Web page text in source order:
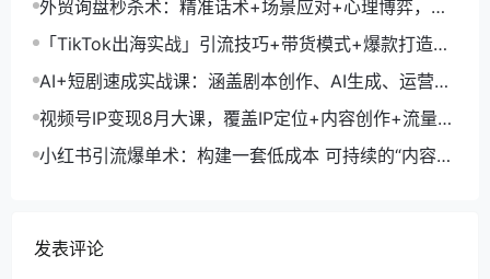
外贸询盘秒杀术：精准话术+场景应对+心理博弈，单
月询盘转化率提升200%
「TikTok出海实战」引流技巧+带货模式+爆款打造，
单月变现10万+秘籍
AI+短剧速成实战课：涵盖剧本创作、AI生成、运营变
现，单部剧收益破万
视频号IP变现8月大课，覆盖IP定位+内容创作+流量获
取+合规运营+商业转化
小红书引流爆单术：构建一套低成本 可持续的“内容-
发表评论